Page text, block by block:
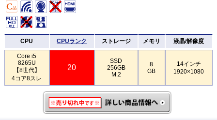
CPU CPUランク ストレージ メモリ 液晶/解像度
Core i5
8265U
【8世代】
4コア8スレ
20
SSD
256GB
M.2
8
GB
14インチ
1920×1080